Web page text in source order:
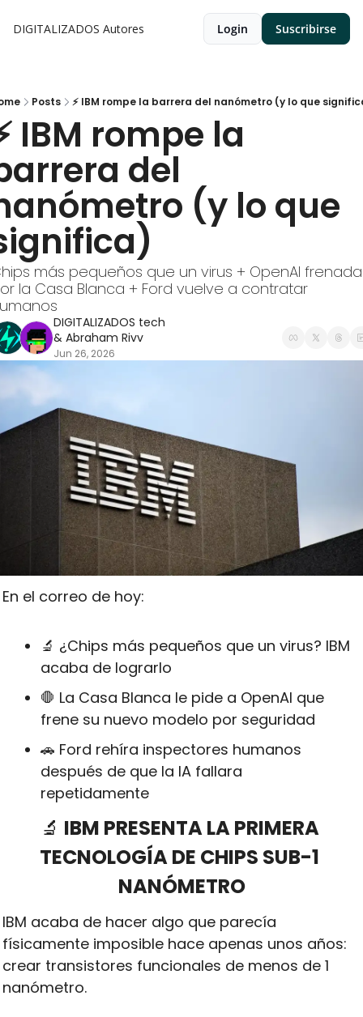
DIGITALIZADOS Autores Login Suscribirse
Posts ⚡ IBM rompe la barrera del nanómetro (y lo que
IBM rompe la
del
(y lo que
más pequeños que un virus + OpenAI frenada
la Casa Blanca + Ford vuelve a contratar
DIGITALIZADOS tech
& Abraham Rivv
Jun 26, 2026
En el correo de hoy:
🔬 ¿Chips más pequeños que un virus? IBM
acaba de lograrlo
🛑 La Casa Blanca le pide a OpenAI que
frene su nuevo modelo por seguridad
🚗 Ford rehíra inspectores humanos
después de que la IA fallara
repetidamente
🔬 IBM PRESENTA LA PRIMERA
TECNOLOGÍA DE CHIPS SUB-1
NANÓMETRO
IBM acaba de hacer algo que parecía
físicamente imposible hace apenas unos años:
crear transistores funcionales de menos de 1
nanómetro.